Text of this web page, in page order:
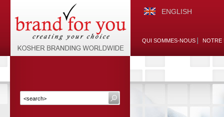
ENGLISH
QUI SOMMES-NOUS NOTRE